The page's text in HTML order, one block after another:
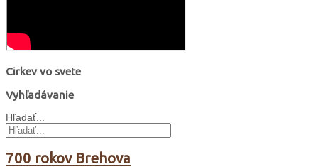
Cirkev vo svete
Vyhľadávanie
Hľadať...
700 rokov Brehova